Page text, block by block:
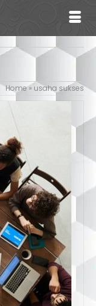
Home» usaha sukses